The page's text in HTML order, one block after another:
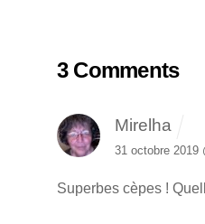
3 Comments
Mirelha
31 octobre 2019
Superbes cèpes !